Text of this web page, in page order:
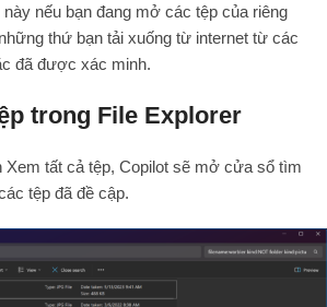
này nếu bạn đang mở các tệp của riêng
thứ bạn tải xuống từ internet từ các
đã được xác minh.
trong File Explorer
Xem tất cả tệp, Copilot sẽ mở cửa sổ tìm
tệp đã đề cập.